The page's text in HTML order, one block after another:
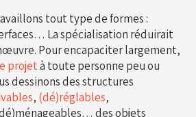
tout type de formes :
La spécialisation réduirait
Pour encapaciter largement,
projetà toute personne peu ou
dessinons des structures
, (dé)réglables,
des objets